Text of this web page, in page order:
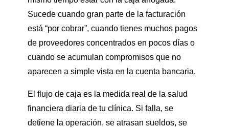
Sucede cuando gran parte de la facturación
está “por cobrar”, cuando tienes muchos pagos
de proveedores concentrados en pocos días o
cuando se acumulan compromisos que no
aparecen a simple vista en la cuenta bancaria.
El flujo de caja es la medida real de la salud
financiera diaria de tu clínica. Si falla, se
detiene la operación, se atrasan sueldos, se